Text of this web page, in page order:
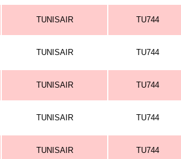
TUNISAIR TU744
TUNISAIR TU744
TUNISAIR TU744
TUNISAIR TU744
TUNISAIR TU744